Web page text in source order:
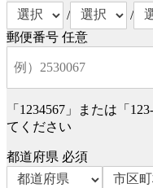
/
/
郵便番号 任意
「1234567」または「
てください
都道府県 必須